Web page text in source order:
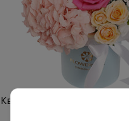
Квіти в коробці "Щастя не